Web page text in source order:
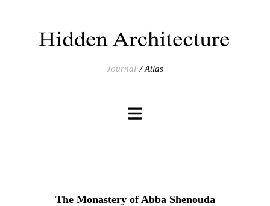
Journal Atlas
The Monastery of Abba Shenouda